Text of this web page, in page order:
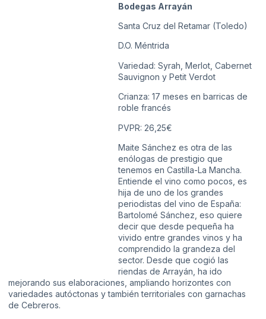
Bodegas Arrayán
Santa Cruz del Retamar (Toledo)
D.O. Méntrida
Variedad: Syrah, Merlot, Cabernet
Sauvignon y Petit Verdot
Crianza: 17 meses en barricas de
roble francés
PVPR: 26,25€
Maite Sánchez es otra de las
enólogas de prestigio que
tenemos en Castilla-La Mancha.
Entiende el vino como pocos, es
hija de uno de los grandes
periodistas del vino de España:
Bartolomé Sánchez, eso quiere
decir que desde pequeña ha
vivido entre grandes vinos y ha
comprendido la grandeza del
sector. Desde que cogió las
riendas de Arrayán, ha ido
mejorando sus elaboraciones, ampliando horizontes con
variedades autóctonas y también territoriales con garnachas
de Cebreros.